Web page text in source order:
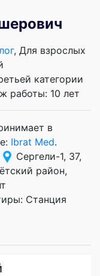
, Для взрослых
категории
работы: 10 лет
в
Ibrat Med.
Сергели-1, 37,
район,
Станция